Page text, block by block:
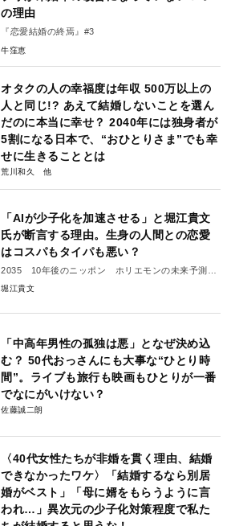
の理由
『恋愛結婚の終焉』#3
牛窪恵
オタクの人の幸福度は年収 500万以上の
人と同じ!? あえて結婚しないことを選ん
だのに本当に幸せ？ 2040年には独身者が
5割になる日本で、“おひとりさま”でも幸
せに生きることとは
荒川和久
「AIが少子化を加速させる」と堀江貴文
氏が断言する理由。生身の人間との恋愛
はコスパもタイパも悪い？
2035 10年後のニッポン ホリエモンの未来予測大
全#１
堀江貴文
「中高年男性の孤独は悪」となぜ決め込
む？ 50代おっさんにも大事な“ひとり時
間”。ライブも旅行も映画もひとりが一番
でなにがいけない？
佐藤誠二朗
〈40代女性たちが非婚を貫く理由、結婚
できなかったワケ〉「結婚するなら別居
婚がベスト」「母に婿をもらうように言
われ…」異次元の少子化対策程度で私た